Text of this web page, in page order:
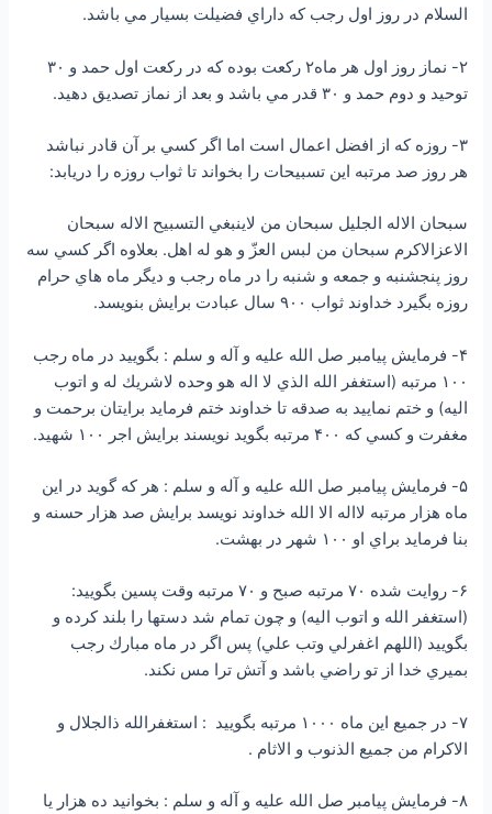
السلام در روز اول رجب كه داراي فضيلت بسيار مي باشد.
۲- نماز روز اول هر ماه۲ ركعت بوده كه در ركعت اول حمد و ۳۰
توحيد و دوم حمد و ۳۰ قدر مي باشد و بعد از نماز تصديق دهید.
۳- روزه كه از افضل اعمال است اما اگر كسي بر آن قادر نباشد
هر روز صد مرتبه اين تسبيحات را بخواند تا ثواب روزه را دريابد:
سبحان الاله الجليل سبحان من لاينبغي التسبيح الاله سبحان
الاعزالاكرم سبحان من لبس العزّ و هو له اهل. بعلاوه اگر كسي سه
روز پنجشنبه و جمعه و شنبه را در ماه رجب و ديگر ماه هاي حرام
روزه بگيرد خداوند ثواب ۹۰۰ سال عبادت برايش بنويسد.
۴- فرمايش پيامبر صل الله علیه و آله و سلم : بگوييد در ماه رجب
۱۰۰ مرتبه (استغفر الله الذي لا اله هو وحده لاشريك له و اتوب
اليه) و ختم نماييد به صدقه تا خداوند ختم فرمايد برايتان برحمت و
مغفرت و كسي كه ۴۰۰ مرتبه بگويد نويسند برايش اجر ۱۰۰ شهيد.
۵- فرمايش پيامبر صل الله علیه و آله و سلم : هر كه گويد در اين
ماه هزار مرتبه لااله الا الله خداوند نويسد برايش صد هزار حسنه و
بنا فرمايد براي او ۱۰۰ شهر در بهشت.
۶- روايت شده ۷۰ مرتبه صبح و ۷۰ مرتبه وقت پسين بگوييد:
(استغفر الله و اتوب اليه) و چون تمام شد دستها را بلند كرده و
بگوييد (اللهم اغفرلي وتب علي) پس اگر در ماه مبارك رجب
بميري خدا از تو راضي باشد و آتش ترا مس نكند.
۷- در جمیع اين ماه ۱۰۰۰ مرتبه بگويید : استغفرالله ذالجلال و
الاكرام من جميع الذنوب و الاثام .
۸- فرمايش پيامبر صل الله علیه و آله و سلم : بخوانيد ده هزار يا